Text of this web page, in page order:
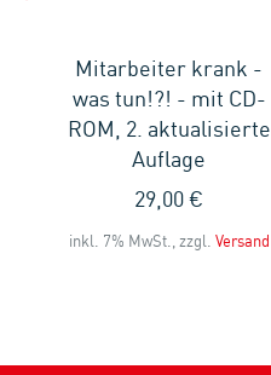
Mitarbeiter krank -
was tun!?! - mit CD-
ROM, 2. aktualisierte
Auflage
29,00 €
inkl. 7% MwSt., zzgl. Versand